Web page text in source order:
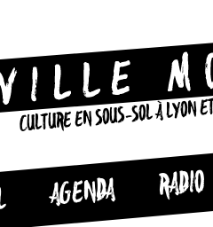
CULTURE EN SOUS-SOL À LYON
AGENDA RADIO